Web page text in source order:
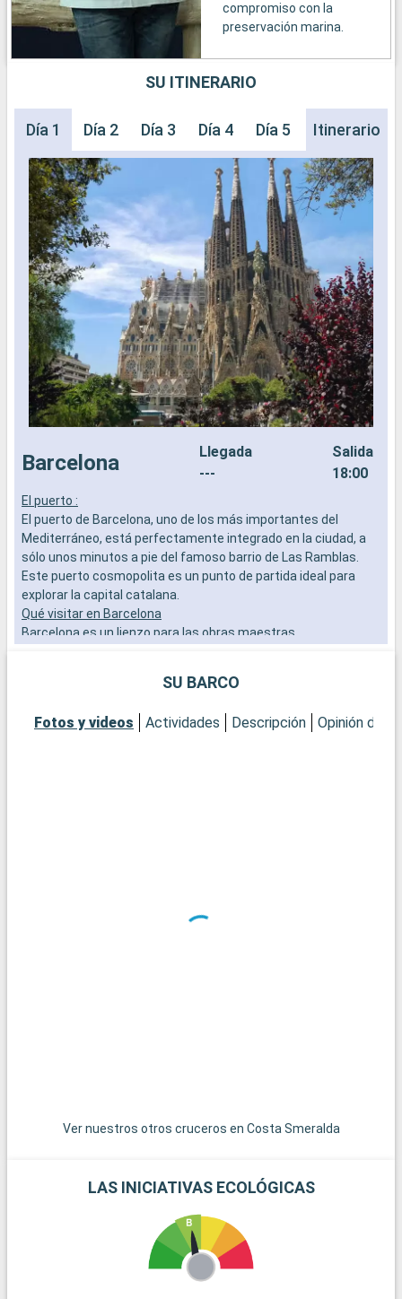
compromiso con la
preservación marina.
SU ITINERARIO
Día 1 Día 2 Día 3 Día 4 Día 5 Día 6 Día
Itinerario
Barcelona
Llegada
---
Salida
18:00
El puerto :
El puerto de Barcelona, uno de los más importantes del
Mediterráneo, está perfectamente integrado en la ciudad, a
sólo unos minutos a pie del famoso barrio de Las Ramblas.
Este puerto cosmopolita es un punto de partida ideal para
explorar la capital catalana.
Qué visitar en Barcelona
Barcelona es un lienzo para las obras maestras
histórico. No se pierda el mercado de la Boquería para probar
Qué visitar en los alrededores
SU BARCO
Fotos y videos Actividades Descripción Opinión del
Ver nuestros otros cruceros en Costa Smeralda
LAS INICIATIVAS ECOLÓGICAS